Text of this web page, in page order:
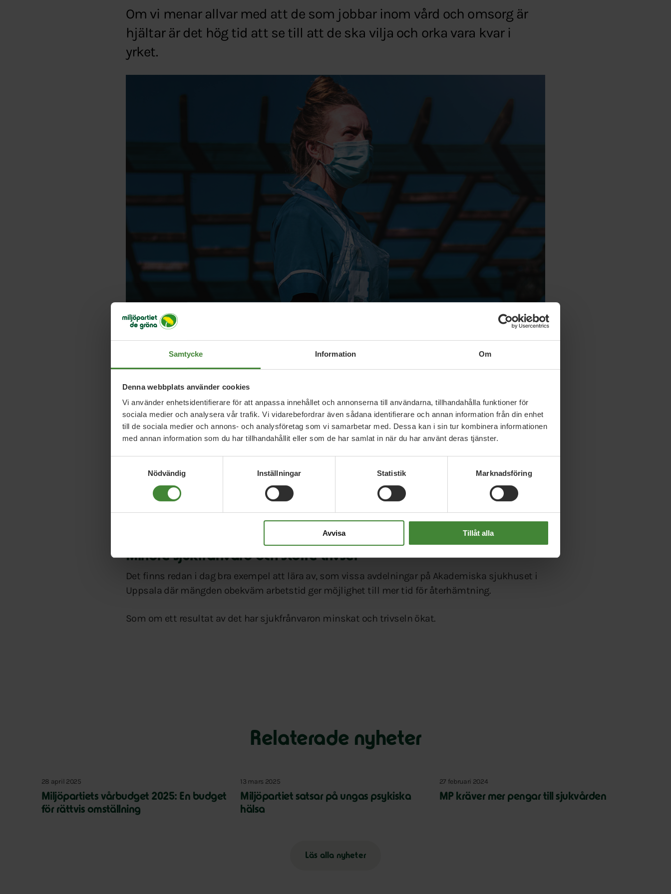
Samtycke Information Om
Denna webbplats använder cookies
Vi använder enhetsidentifierare för att anpassa innehållet och annonserna till användarna, tillhandahålla funktioner för
sociala medier och analysera vår trafik. Vi vidarebefordrar även sådana identifierare och annan information från din enhet
till de sociala medier och annons- och analysföretag som vi samarbetar med. Dessa kan i sin tur kombinera informationen
med annan information som du har tillhandahållit eller som de har samlat in när du har använt deras tjänster.
Nödvändig
Inställningar Statistik Marknadsföring
Avvisa Tillåt alla
Om vi menar allvar med att de som jobbar inom vård och omsorg är
hjältar är det hög tid att se till att de ska vilja och orka vara kvar i
yrket.
Hälften av personalen i äldreomsorgen funderar på att sluta och sjukskrivningarna inom vården
för de som behöver det. Både i vardag och i kris.
att de orkar med sina arbetsuppgifter, säger Isabella Lövin.
Satsning på hållbart arbetsliv inom vård och omsorg
Nu satsar regeringen på en särskild återhämtningssbonus för de som arbetar inom vård och
omsorg.
Den ska kunna gå till exempelvis bättre arbetsmiljö, nya arbetssätt eller arbetstidsmodeller.
Arbetstidsmodeller kan till exempel vara tidbanker, poängssystem eller tre-tre-scheman som
kan ge vårdpersonal större inflytande över sin arbetstid och i vissa fall också
Mindre sjukfrånvaro och större trivsel
Det finns redan i dag bra exempel att lära av, som vissa avdelningar på Akademiska sjukhuset i
Uppsala där mängden obekväm arbetstid ger möjlighet till mer tid för återhämtning.
Som om ett resultat av det har sjukfrånvaron minskat och trivseln ökat.
Relaterade nyheter
28 april 2025
Miljöpartiets vårbudget 2025: En budget
för rättvis omställning
13 mars 2025
Miljöpartiet satsar på ungas psykiska
hälsa
27 februari 2024
MP kräver mer pengar till sjukvården
Läs alla nyheter